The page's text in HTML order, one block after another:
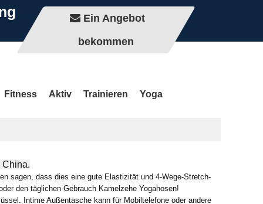
Ein Angebot
bekommen
Fitness Aktiv Trainieren Yoga
China.
sagen, dass dies eine gute Elastizität und 4-Wege-Stretch-
den täglichen Gebrauch Kamelzehe Yogahosen!
Intime Außentasche kann für Mobiltelefone oder andere